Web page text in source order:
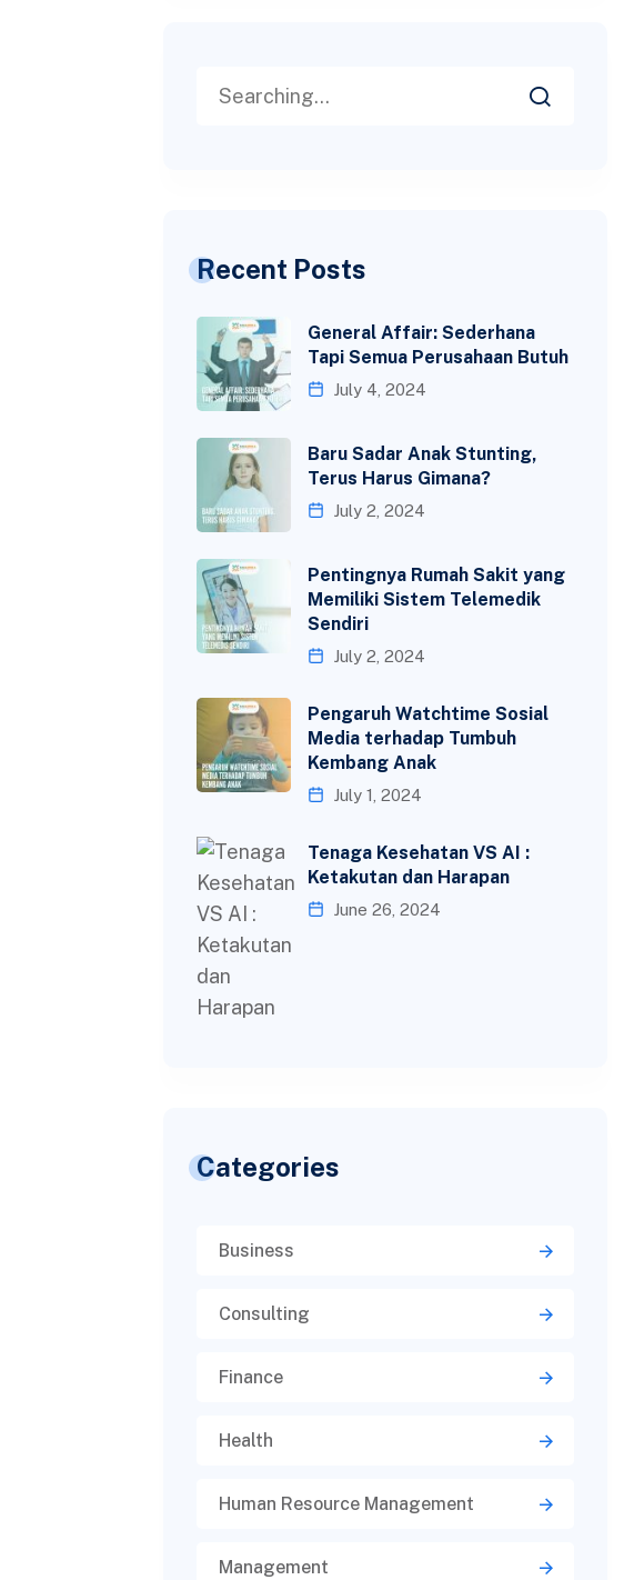
Recent Posts
General Affair: Sederhana
Tapi Semua Perusahaan Butuh
July 4, 2024
Baru Sadar Anak Stunting,
Terus Harus Gimana?
July 2, 2024
Pentingnya Rumah Sakit yang
Memiliki Sistem Telemedik
Sendiri
July 2, 2024
Pengaruh Watchtime Sosial
Media terhadap Tumbuh
Kembang Anak
July 1, 2024
Tenaga Kesehatan VS AI :
Ketakutan dan Harapan
June 26, 2024
Categories
Business
Consulting
Finance
Health
Human Resource Management
Management